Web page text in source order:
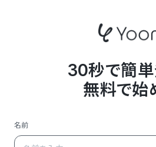
30秒で簡単
無料で始
名前